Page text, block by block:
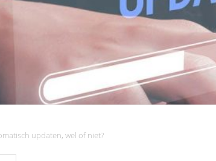
updaten, wel of niet?